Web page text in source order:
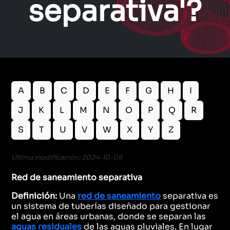
separativa'?
A B C D E F G H
I
J
K L M N O P Q
R
S
T U V W X Y Z
Última modificación: 2024-10-08
Red de saneamiento separativa
Definición: Una red de saneamientoseparativa es
un sistema de tuberías diseñado para gestionar
el agua en áreas urbanas, donde se separan las
aguas residualesde las aguas pluviales. En lugar